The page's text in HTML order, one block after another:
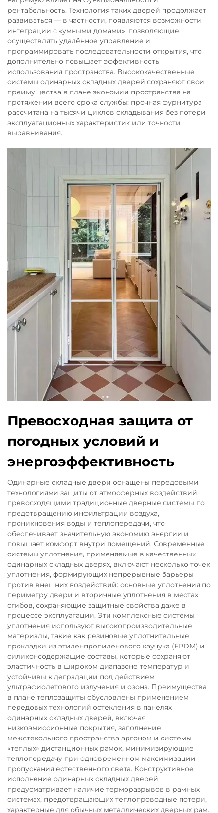
рентабельность. Технология таких дверей продолжает
развиваться — в частности, появляются возможности
интеграции с «умными домами», позволяющие
осуществлять удалённое управление и
программировать последовательности открытия, что
дополнительно повышает эффективность
использования пространства. Высококачественные
системы одинарных складных дверей сохраняют свои
преимущества в плане экономии пространства на
протяжении всего срока службы: прочная фурнитура
рассчитана на тысячи циклов складывания без потери
эксплуатационных характеристик или точности
выравнивания.
Превосходная защита от
погодных условий и
энергоэффективность
Одинарные складные двери оснащены передовыми
технологиями защиты от атмосферных воздействий,
превосходящими традиционные дверные системы по
предотвращению инфильтрации воздуха,
проникновения воды и теплопередачи, что
обеспечивает значительную экономию энергии и
повышает комфорт внутри помещений. Современные
системы уплотнения, применяемые в качественных
одинарных складных дверях, включают несколько точек
уплотнения, формирующих непрерывные барьеры
против внешних воздействий: основные уплотнения по
периметру двери и вторичные уплотнения в местах
сгибов, сохраняющие защитные свойства даже в
процессе эксплуатации. Эти комплексные системы
уплотнения используют высокопроизводительные
материалы, такие как резиновые уплотнительные
прокладки из этиленпропиленового каучука (EPDM) и
силиконсодержащие составы, которые сохраняют
эластичность в широком диапазоне температур и
устойчивы к деградации под действием
ультрафиолетового излучения и озона. Преимущества
в плане теплозащиты обусловлены применением
передовых технологий остекления в панелях
одинарных складных дверей, включая
низкоэмиссионные покрытия, заполнение
межстекольного пространства аргоном и системы
«теплых» дистанционных рамок, минимизирующие
теплопередачу при одновременном максимизации
пропускания естественного света. Конструктивное
исполнение одинарных складных дверей
предусматривает наличие терморазрывов в рамных
системах, предотвращающих теплопроводные потери,
характерные для обычных металлических дверных рам.